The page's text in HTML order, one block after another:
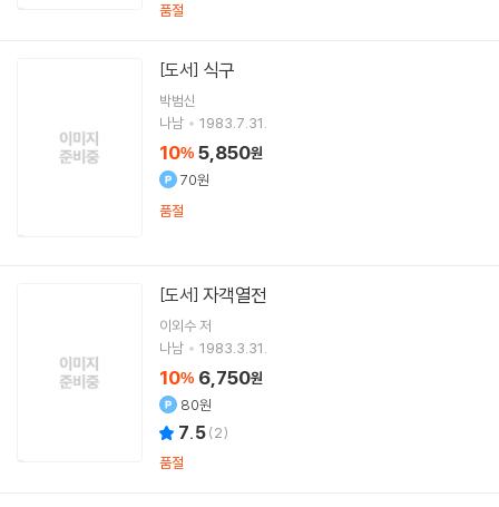
품절
[도서] 식구
박범신
나남
1983.7.31.
10% 5,850원
70원
품절
[도서] 자객열전
이외수저
나남
1983.3.31.
10% 6,750원
80원
7.5(2)
품절